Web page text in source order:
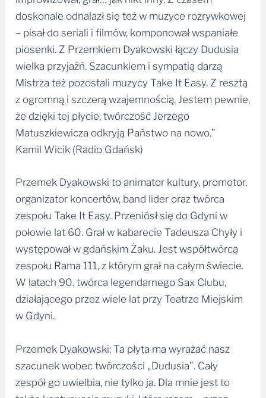
doskonale odnalazł się też w muzyce rozrywkowej
– pisał do seriali i filmów, komponował wspaniałe
piosenki. Z Przemkiem Dyakowski łączy Dudusia
wielka przyjaźń. Szacunkiem i sympatią darzą
Mistrza też pozostali muzycy Take It Easy. Z resztą
z ogromną i szczerą wzajemnością. Jestem pewnie,
że dzięki tej płycie, twórczość Jerzego
Matuszkiewicza odkryją Państwo na nowo.”
Kamil Wicik (Radio Gdańsk)
Przemek Dyakowski to animator kultury, promotor,
organizator koncertów, band lider oraz twórca
zespołu Take It Easy. Przeniósł się do Gdyni w
połowie lat 60. Grał w kabarecie Tadeusza Chyły i
występował w gdańskim Żaku. Jest współtwórcą
zespołu Rama 111, z którym grał na całym świecie.
W latach 90. twórca legendarnego Sax Clubu,
działającego przez wiele lat przy Teatrze Miejskim
w Gdyni.
Przemek Dyakowski: Ta płyta ma wyrażać nasz
szacunek wobec twórczości „Dudusia”. Cały
zespół go uwielbia, nie tylko ja. Dla mnie jest to